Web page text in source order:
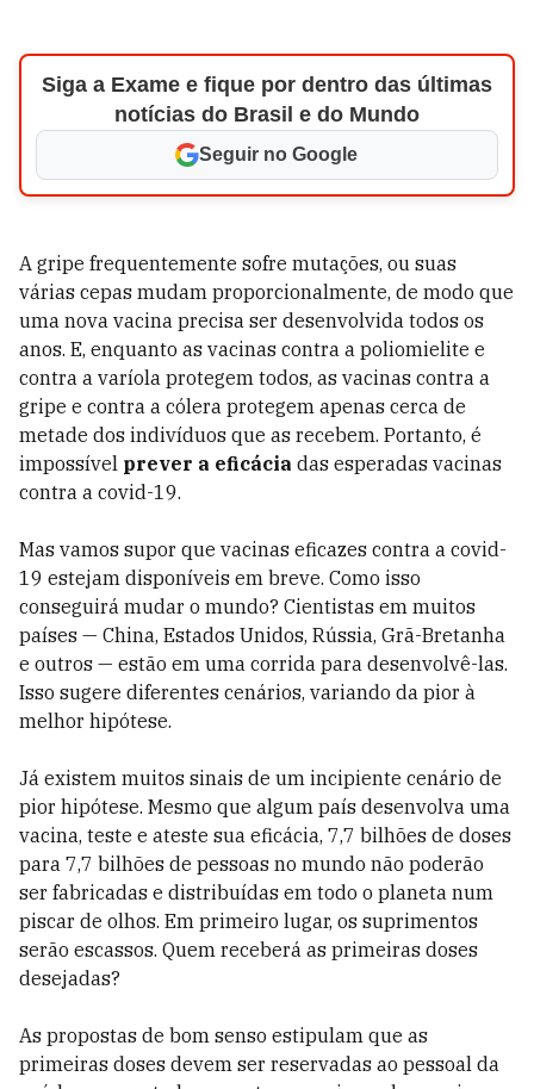
Siga a Exame e fique por dentro das últimas
notícias do Brasil e do Mundo
Seguir no Google
A gripe frequentemente sofre mutações, ou suas
várias cepas mudam proporcionalmente, de modo que
uma nova vacina precisa ser desenvolvida todos os
anos. E, enquanto as vacinas contra a poliomielite e
contra a varíola protegem todos, as vacinas contra a
gripe e contra a cólera protegem apenas cerca de
metade dos indivíduos­ que as recebem. Portanto, é
impossível prever a eficácia das esperadas vacinas
contra a covid-19.
Mas vamos supor que vacinas eficazes contra a covid-
19 estejam disponíveis em breve. Como isso
conseguirá mudar o mundo? Cientistas em muitos
países — China, Estados Unidos, Rússia, Grã-Bretanha
e outros — estão em uma corrida para desenvolvê-las.
Isso sugere diferentes cenários, variando da pior à
melhor hipótese.
Já existem muitos sinais de um incipiente cenário de
pior hipótese. Mesmo que algum país desenvolva uma
vacina, teste e ateste sua eficácia, 7,7 bilhões de doses
para 7,7 bilhões de pessoas no mundo não poderão
ser fabricadas e distribuí­das em todo o planeta num
piscar de olhos. Em primeiro lugar, os suprimentos
serão escassos. Quem receberá as primeiras doses
desejadas?
As propostas de bom senso estipulam que as
primeiras doses devem ser reservadas ao pes­soal da